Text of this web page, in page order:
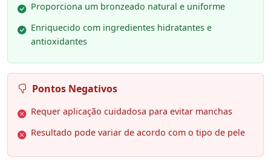
Proporciona um bronzeado natural e uniforme
Enriquecido com ingredientes hidratantes e
antioxidantes
Pontos Negativos
Requer aplicação cuidadosa para evitar manchas
Resultado pode variar de acordo com o tipo de pele